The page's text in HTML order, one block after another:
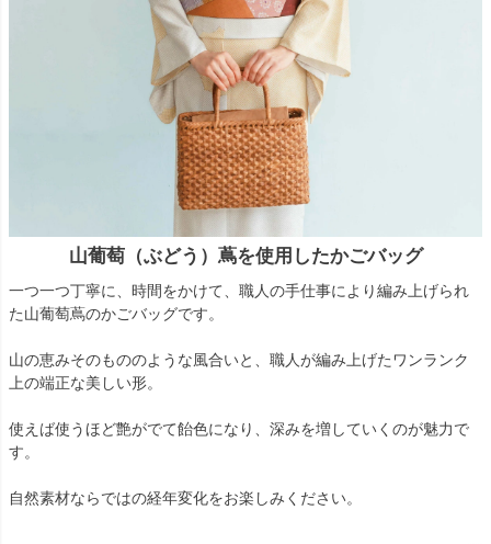
山葡萄（ぶどう）蔦を使用したかごバッグ
一つ一つ丁寧に、時間をかけて、職人の手仕事により編み上げられ
た山葡萄蔦のかごバッグです。
山の恵みそのもののような風合いと、職人が編み上げたワンランク
上の端正な美しい形。
使えば使うほど艶がでて飴色になり、深みを増していくのが魅力で
す。
自然素材ならではの経年変化をお楽しみください。